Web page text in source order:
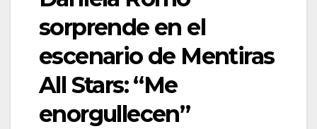
sorprende en el
escenario de Mentiras
All Stars: “Me
enorgullecen”